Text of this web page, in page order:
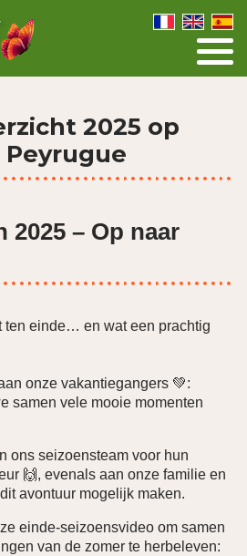
2025 op
Peyrugue
2025 – Op naar
ten einde… en wat een prachtig
onze vakantiegangers 💚:
samen vele mooie momenten
ons seizoens­team voor hun
🙌, evenals aan onze familie en
avontuur mogelijk maken.
einde-seizoensvideo om samen
van de zomer te herbeleven: